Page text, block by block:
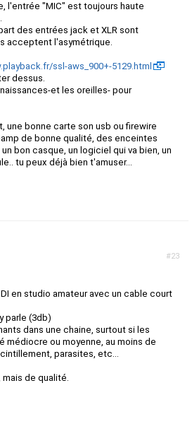
l'entrée "MIC" est toujours haute
des entrées jack et XLR sont
acceptent l'asymétrique.
ssl-aws_900+-5129.html
dessus.
et les oreilles- pour
une bonne carte son usb ou firewire
de bonne qualité, des enceintes
bon casque, un logiciel qui va bien, un
tu peux déjà bien t'amuser...
#23
en studio amateur avec un cable court
parle (3db)
dans une chaine, surtout si les
médiocre ou moyenne, au moins de
parasites, etc...
mais de qualité.